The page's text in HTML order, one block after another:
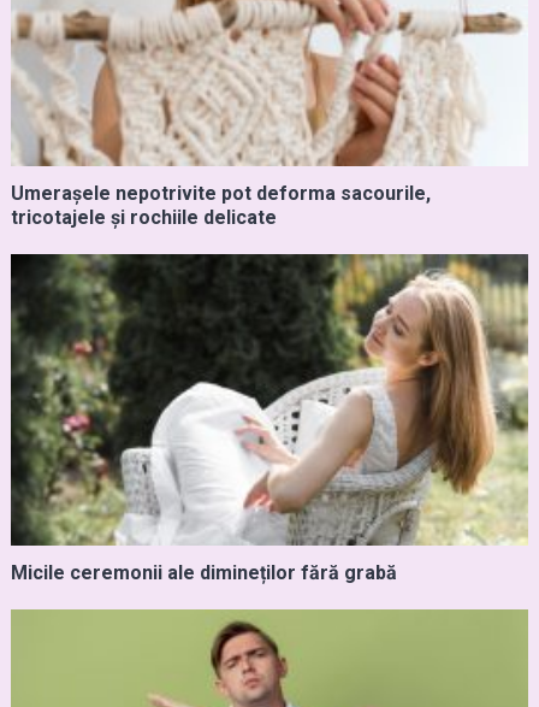
Umerașele nepotrivite pot deforma sacourile,
tricotajele și rochiile delicate
Micile ceremonii ale dimineților fără grabă